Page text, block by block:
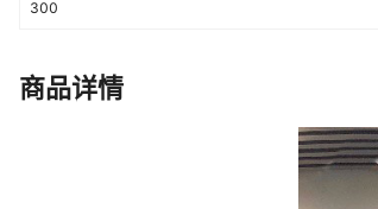
300
商品详情